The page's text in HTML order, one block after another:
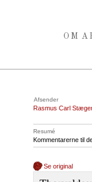
OM
Afsender
Rasmus Carl
Resumé
Kommentarerne til
Se original